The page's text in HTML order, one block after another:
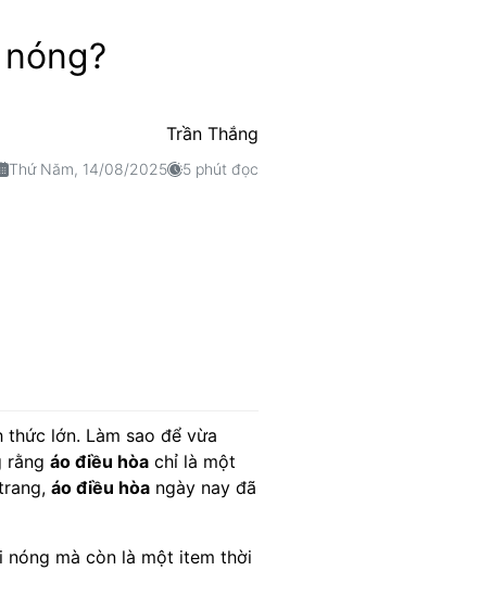
Trần Thắng
Thứ Năm, 14/08/2025 5 phút đọc
lớn. Làm sao để vừa
rằng áo điều hòachỉ là một
áo điều hòangày nay đã
mà còn là một item thời